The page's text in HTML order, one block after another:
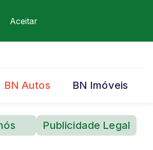
Aceitar
BN Autos BN Imóveis
Publicidade Legal